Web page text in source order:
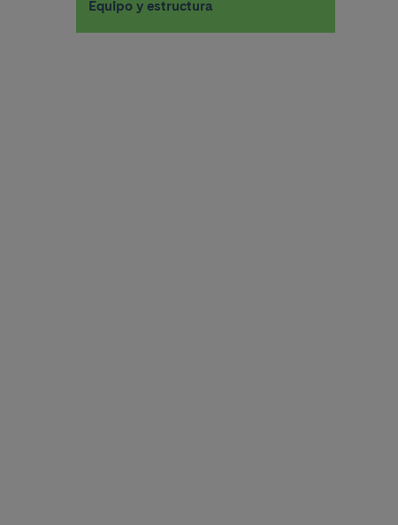
Equipo y estructura